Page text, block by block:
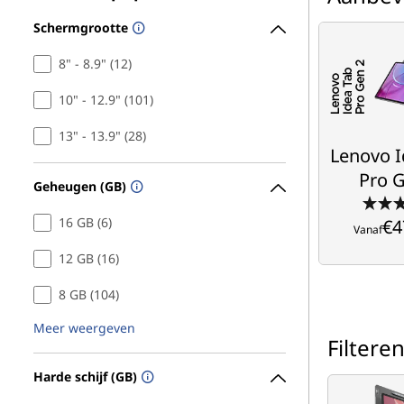
Schermgrootte
8" - 8.9" (12)
10" - 12.9" (101)
13" - 13.9" (28)
Geheugen (GB)
16 GB (6)
12 GB (16)
8 GB (104)
Meer weergeven
Harde schijf (GB)
Lenovo
Pro
Vanaf
Pro
Vanaf